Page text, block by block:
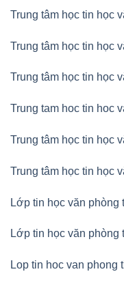
Trung tâm học tin học
Trung tâm học tin học
Trung tâm học tin học
Trung tam hoc tin hoc
Trung tâm học tin học
Trung tâm học tin học
Lớp tin học văn
Lớp tin học văn
Lop tin hoc van phong